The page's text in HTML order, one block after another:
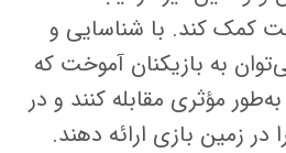
کمک کند. با شناسایی و
به بازیکنان آموخت که
مؤثری مقابله کنند و در
در زمین بازی ارائه دهند.